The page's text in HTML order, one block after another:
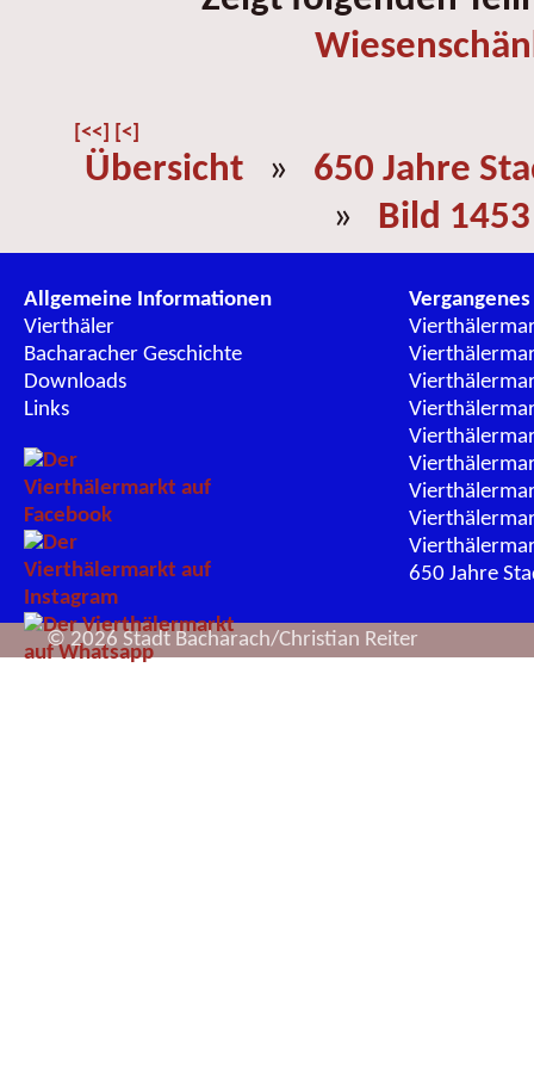
[<<] [<]
Übersicht » 650 Jahre
» Bild 1453
Allgemeine Informationen
Vierthäler
Bacharacher Geschichte
Downloads
Links
Vergangenes
650 Jahre
© 2026 Stadt Bacharach/Christian Reiter